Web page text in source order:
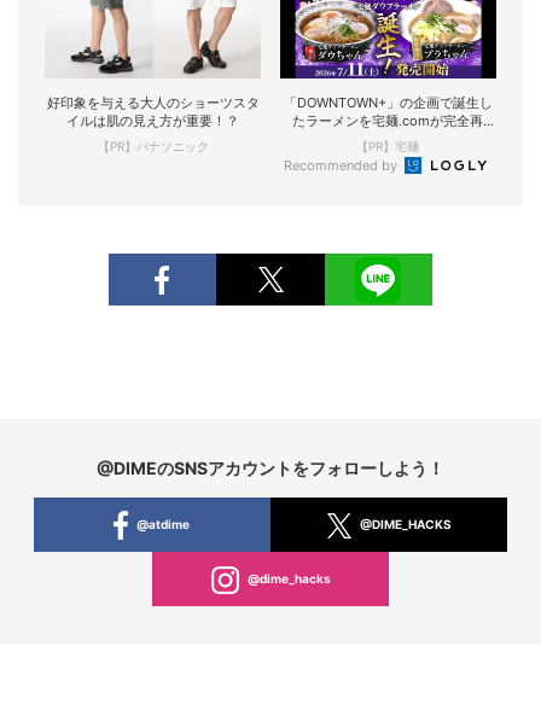
好印象を与える大人のショーツスタ
イルは肌の見え方が重要！？
【PR】パナソニック
「DOWNTOWN+」の企画で誕生し
たラーメンを宅麺.comが完全再
現！
【PR】宅麺
Recommended by
@DIMEのSNSアカウントをフォローしよう！
@atdime @DIME_HACKS
@dime_hacks